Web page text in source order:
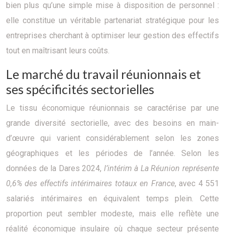
bien plus qu’une simple mise à disposition de personnel :
elle constitue un véritable partenariat stratégique pour les
entreprises cherchant à optimiser leur gestion des effectifs
tout en maîtrisant leurs coûts.
Le marché du travail réunionnais et
ses spécificités sectorielles
Le tissu économique réunionnais se caractérise par une
grande diversité sectorielle, avec des besoins en main-
d’œuvre qui varient considérablement selon les zones
géographiques et les périodes de l’année. Selon les
données de la Dares 2024, l’intérim à La Réunion représente
0,6% des effectifs intérimaires totaux en France, avec 4 551
salariés intérimaires en équivalent temps plein. Cette
proportion peut sembler modeste, mais elle reflète une
réalité économique insulaire où chaque secteur présente